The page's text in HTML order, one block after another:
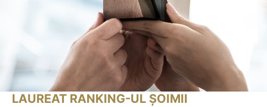
LAUREAT RANKING-UL ȘOIMII